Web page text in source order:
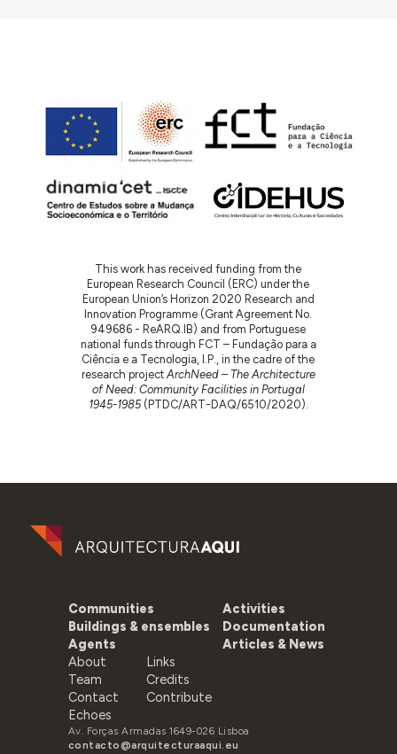
This work has received funding from the
European Research Council (ERC) under the
European Union’s Horizon 2020 Research and
Innovation Programme (Grant Agreement No.
949686 - ReARQ.IB) and from Portuguese
national funds through FCT – Fundação para a
Ciência e a Tecnologia, I.P., in the cadre of the
research projectArchNeed – The Architecture
of Need: Community Facilities in Portugal
1945-1985(PTDC/ART-DAQ/6510/2020).
Communities
Buildings & ensembles
Agents
Activities
Documentation
Articles & News
About
Team
Contact
Echoes
Links
Credits
Contribute
Av. Forças Armadas 1649-026 Lisboa
contacto@arquitecturaaqui.eu